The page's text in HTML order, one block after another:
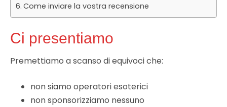
Come inviare la vostra recensione
Ci presentiamo
Premettiamo a scanso di equivoci che:
non siamo operatori esoterici
non sponsorizziamo nessuno